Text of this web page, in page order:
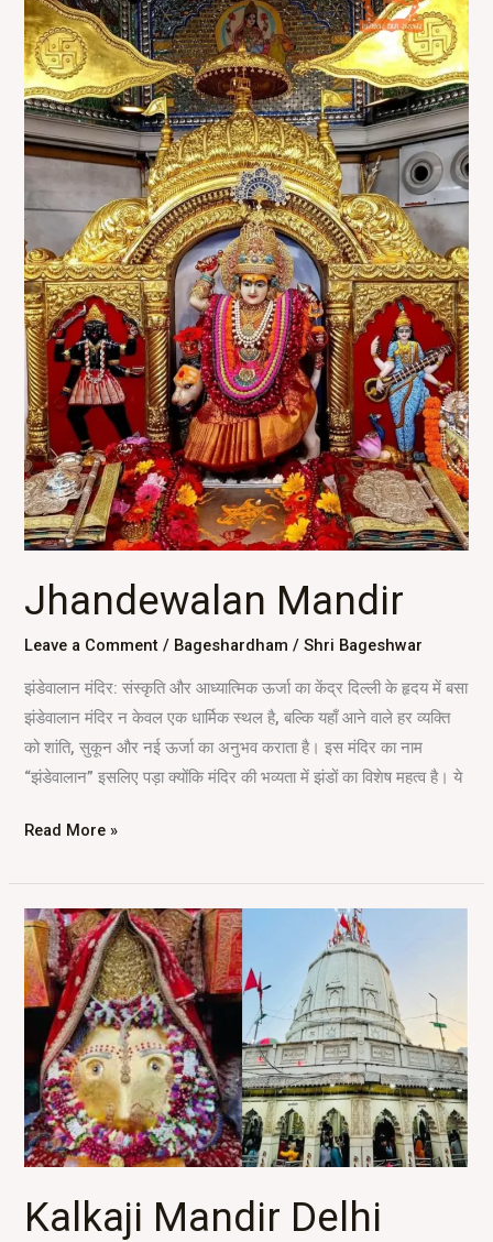
Jhandewalan Mandir
Leave a Comment / Bageshardham /Shri Bageshwar
झंडेवालान मंदिर: संस्कृति और आध्यात्मिक ऊर्जा का केंद्र दिल्ली के हृदय में बसा
झंडेवालान मंदिर न केवल एक धार्मिक स्थल है, बल्कि यहाँ आने वाले हर व्यक्ति
को शांति, सुकून और नई ऊर्जा का अनुभव कराता है। इस मंदिर का नाम
“झंडेवालान” इसलिए पड़ा क्योंकि मंदिर की भव्यता में झंडों का विशेष महत्व है। ये
Read More »
Kalkaji Mandir Delhi
Kalkaji
Mandir
Delhi